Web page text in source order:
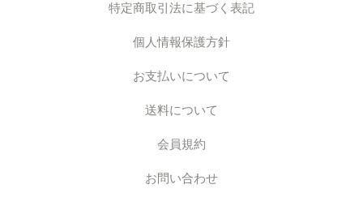
特定商取引法に基づく表記
個人情報保護方針
お支払いについて
送料について
会員規約
お問い合わせ